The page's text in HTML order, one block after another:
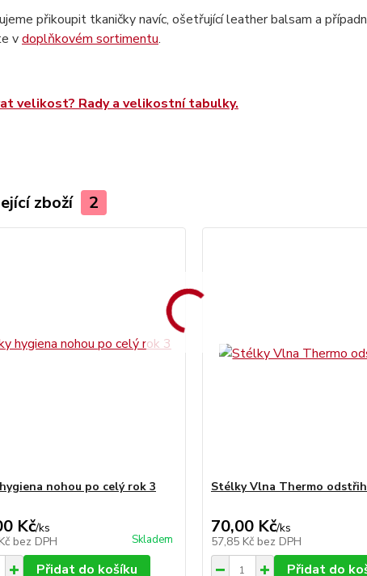
přikoupit tkaničky navíc, ošetřující leather balsam a
vdoplňkovém sortimentu.
velikost? Rady a velikostní tabulky.
zboží 2
nohou po celý rok 3
Kč/ks
bez DPH Skladem
Přidat do košíku
Stélky Vlna Thermo
70,00 Kč/ks
57,85 Kč bez DPH
Přidat do